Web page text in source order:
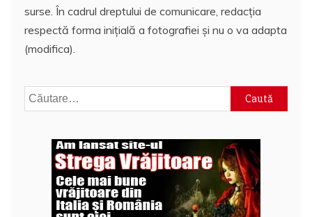
surse. În cadrul dreptului de comunicare, redacția
respectă forma inițială a fotografiei și nu o va adapta
(modifica).
Caută
după: